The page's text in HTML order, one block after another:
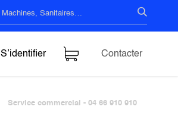
S’identifier Contacter
Service commercial - 04 66 910 910